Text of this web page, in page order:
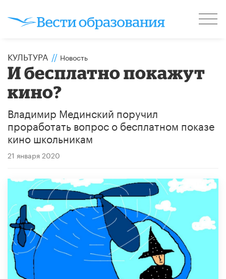
КУЛЬТУРА // Новость
И бесплатно покажут
кино?
Владимир Мединский поручил
проработать вопрос о бесплатном показе
кино школьникам
21 января 2020